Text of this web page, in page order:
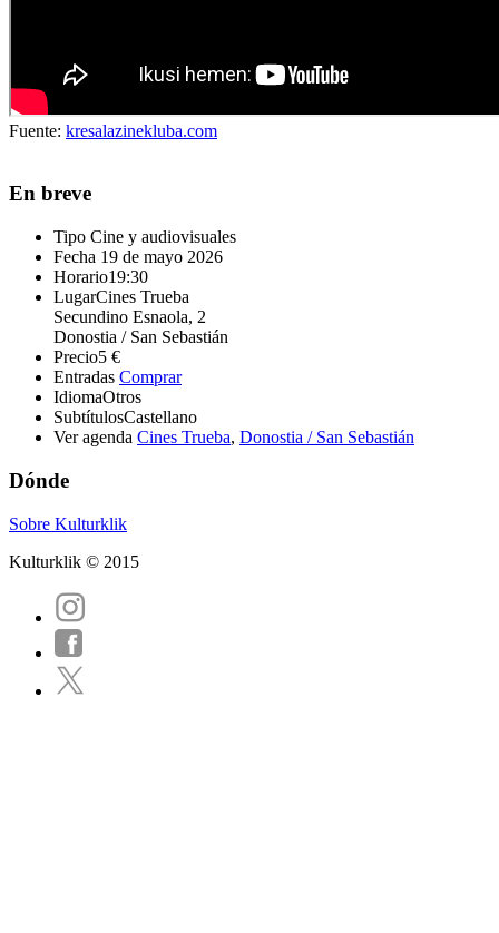
Fuente: kresalazinekluba.com
En breve
Tipo Cine y audiovisuales
Fecha 19 de mayo 2026
Horario19:30
LugarCines Trueba
Secundino Esnaola, 2
Donostia / San Sebastián
Precio5 €
Entradas Comprar
IdiomaOtros
SubtítulosCastellano
Ver agenda Cines Trueba, Donostia / San Sebastián
Dónde
Sobre Kulturklik
Kulturklik © 2015